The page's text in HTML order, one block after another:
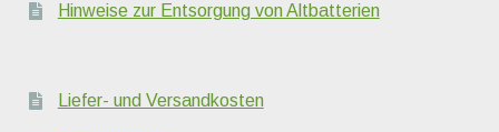
Hinweise zur Entsorgung von Altbatterien
Liefer- und Versandkosten